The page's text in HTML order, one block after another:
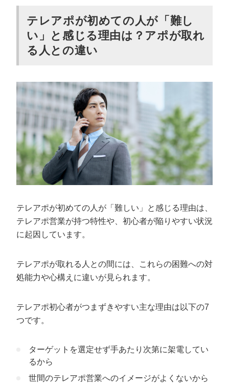
テレアポ初心者が押さえるべき基本のポイ
ント8つ
商品・サービスの特徴は端的に伝える
聞き取りやすく落ち着いたトーンで話す
ターゲットに対するメリットを明示する
適切なタイミングで架電する
「断られて当たり前」と割り切る
ターゲットに合わせてトークスクリプトを作り込む
コツと手順
1.テレアポの目的をハッキリさせる
2.フロントトークを作成する
4.クロージングトークを作成する
する
カリトルくんがおすすめ
テレアポが初めての人が「難し
い」と感じる理由は？アポが取れ
る人との違い
テレアポが初めての人が「難しい」と感じる理由は、
テレアポ営業が持つ特性や、初心者が陥りやすい状況
に起因しています。
テレアポが取れる人との間には、これらの困難への対
処能力や心構えに違いが見られます。
テレアポ初心者がつまずきやすい主な理由は以下の7
つです。
ターゲットを選定せず手あたり次第に架電してい
るから
世間のテレアポ営業へのイメージがよくないから